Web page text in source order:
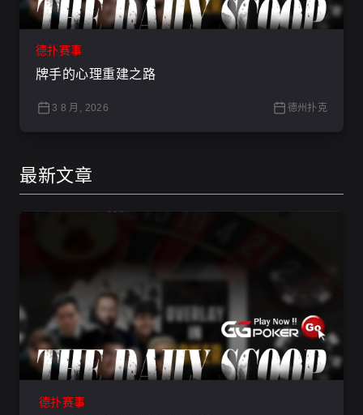
德扑赛事
牌手的心理重建之路
3 8 月, 2026 德州扑克
最新文章
德扑赛事